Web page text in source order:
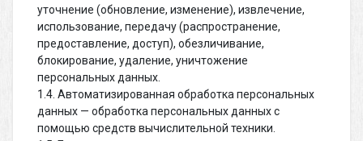
уточнение (обновление, изменение), извлечение,
использование, передачу (распространение,
предоставление, доступ), обезличивание,
блокирование, удаление, уничтожение
персональных данных.
1.4. Автоматизированная обработка персональных
данных — обработка персональных данных с
помощью средств вычислительной техники.